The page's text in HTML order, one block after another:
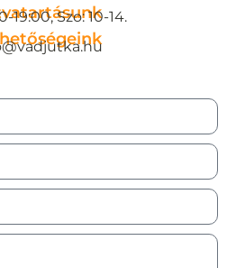
19:00, Szo: 10-14.